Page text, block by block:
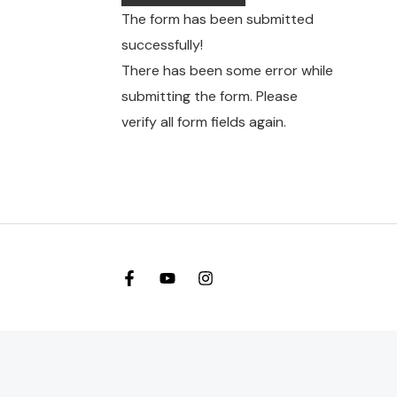
The form has been submitted
successfully!
There has been some error while
submitting the form. Please
verify all form fields again.